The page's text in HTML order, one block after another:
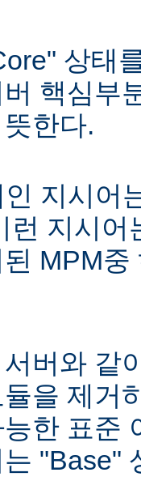
상태
핵심부
한다.
인 지시어
런 지시어
MPM
버와 같
을 제거
한 표준
"Base"